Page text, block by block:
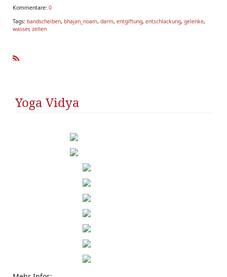
Kommentare: 0
Tags: bandscheiben, bhajan_noam, darm, entgiftung, entschlackung, gelenke,
wasser, zellen
Yoga Vidya